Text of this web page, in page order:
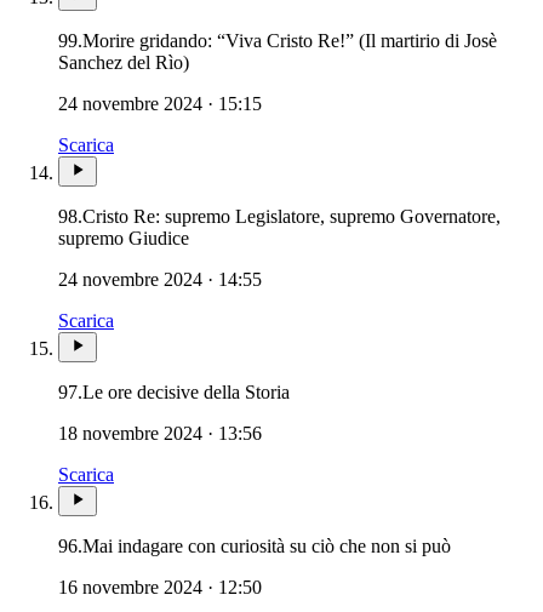
99.Morire gridando: “Viva Cristo Re!” (Il martirio di Josè
Sanchez del Rìo)
24 novembre 2024 · 15:15
Scarica
98.Cristo Re: supremo Legislatore, supremo Governatore,
supremo Giudice
24 novembre 2024 · 14:55
Scarica
97.Le ore decisive della Storia
18 novembre 2024 · 13:56
Scarica
96.Mai indagare con curiosità su ciò che non si può
16 novembre 2024 · 12:50